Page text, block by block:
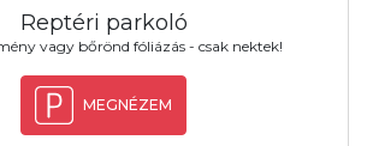
Reptéri parkoló
vagy bőrönd fóliázás - csak nektek!
MEGNÉZEM